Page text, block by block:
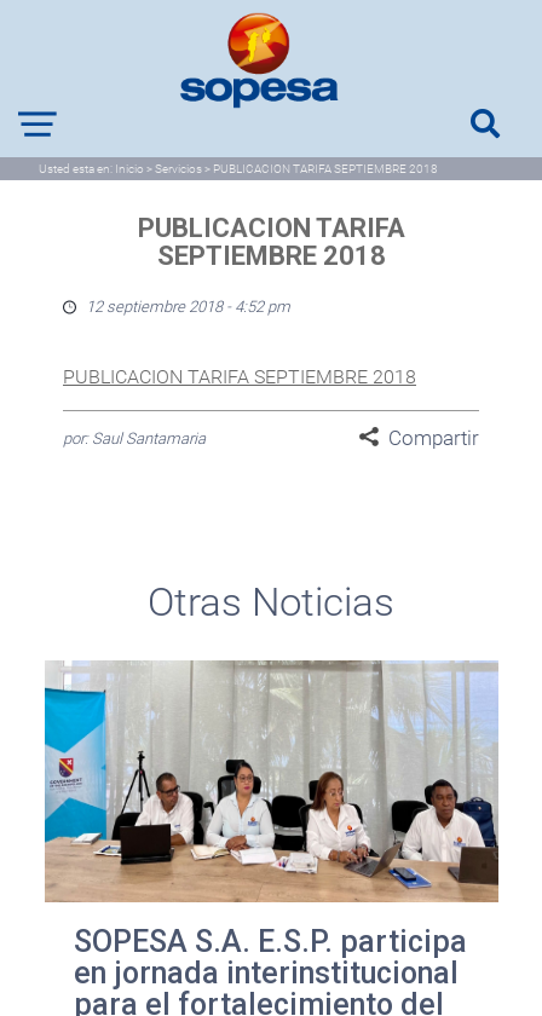
Usted esta en: Inicio > Servicios> PUBLICACION TARIFA SEPTIEMBRE 2018
PUBLICACION TARIFA
SEPTIEMBRE 2018
12 septiembre 2018 - 4:52 pm
PUBLICACION TARIFA SEPTIEMBRE 2018
por: Saul Santamaria Compartir
Otras Noticias
SOPESA S.A. E.S.P. participa
en jornada interinstitucional
para el fortalecimiento del